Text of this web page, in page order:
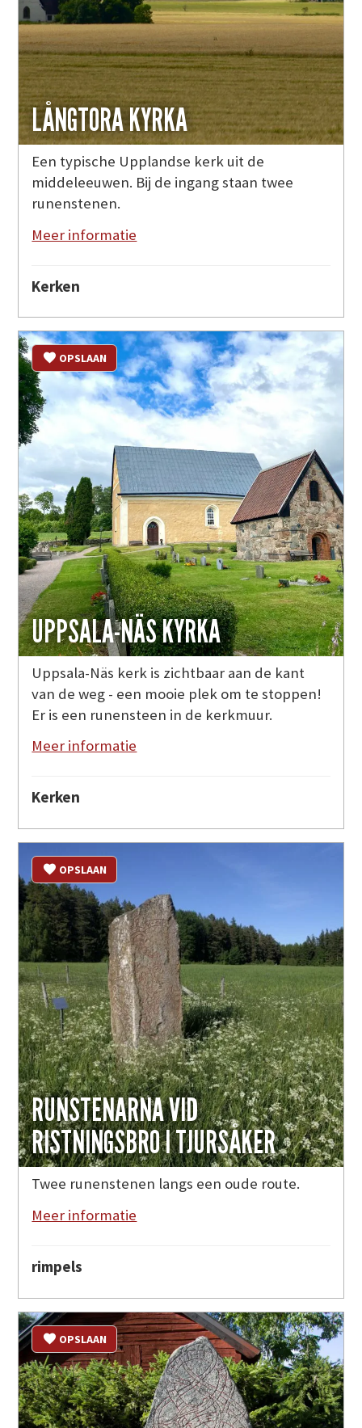
LÅNGTORA KYRKA
Een typische Upplandse kerk uit de
middeleeuwen. Bij de ingang staan twee
runenstenen.
Meer informatie
Kerken
UPPSALA-NÄS KYRKA
OPSLAAN
Uppsala-Näs kerk is zichtbaar aan de kant
van de weg - een mooie plek om te stoppen!
Er is een runensteen in de kerkmuur.
Meer informatie
Kerken
RUNSTENARNA VID
RISTNINGSBRO I TJURSÅKER
OPSLAAN
Twee runenstenen langs een oude route.
Meer informatie
rimpels
OPSLAAN